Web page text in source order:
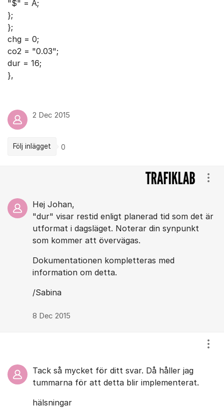
"$" = A;
};
};
chg = 0;
co2 = "0.03";
dur = 16;
},
2 Dec 2015
Följ inlägget 0
Hej Johan,
"dur" visar restid enligt planerad tid som det är
utformat i dagsläget. Noterar din synpunkt
som kommer att övervägas.
Dokumentationen kompletteras med
information om detta.
/Sabina
8 Dec 2015
Tack så mycket för ditt svar. Då håller jag
tummarna för att detta blir implementerat.
hälsningar